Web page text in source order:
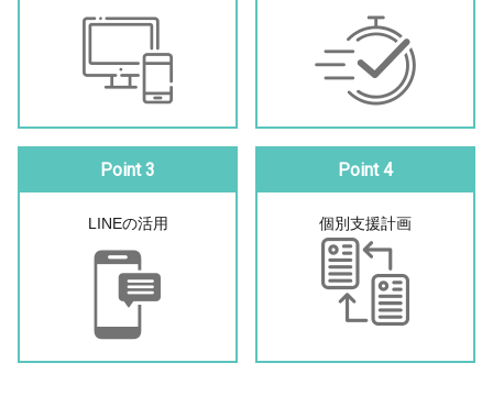
Point 3
LINEの活用
Point 4
個別支援計画